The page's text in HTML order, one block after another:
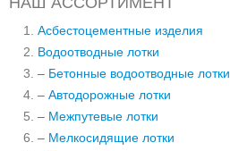
Асбестоцементные изделия
Водоотводные лотки
– Бетонные водоотводные лотки
– Автодорожные лотки
– Межпутевые лотки
– Мелкосидящие лотки